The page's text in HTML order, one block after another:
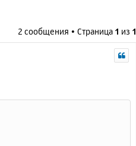
2 сообщения • Страница 1 из 1